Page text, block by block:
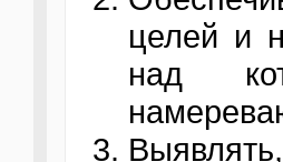
целей и
над